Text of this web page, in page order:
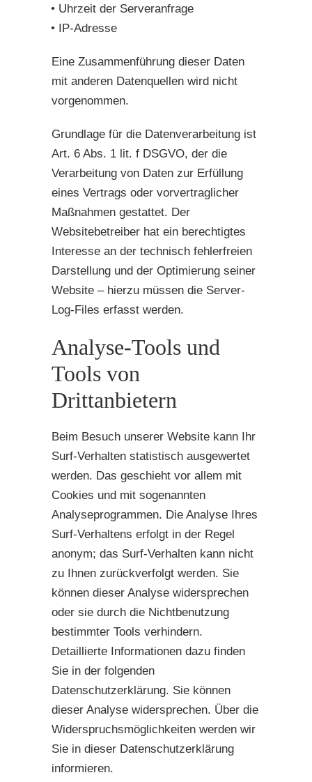
Uhrzeit der Serveranfrage
IP-Adresse
Eine Zusammenführung dieser Daten
mit anderen Datenquellen wird nicht
vorgenommen.
Grundlage für die Datenverarbeitung ist
Art. 6 Abs. 1 lit. f DSGVO, der die
Verarbeitung von Daten zur Erfüllung
eines Vertrags oder vorvertraglicher
Maßnahmen gestattet. Der
Websitebetreiber hat ein berechtigtes
Interesse an der technisch fehlerfreien
Darstellung und der Optimierung seiner
Website – hierzu müssen die Server-
Log-Files erfasst werden.
Analyse-Tools und
Tools von
Drittanbietern
Beim Besuch unserer Website kann Ihr
Surf-Verhalten statistisch ausgewertet
werden. Das geschieht vor allem mit
Cookies und mit sogenannten
Analyseprogrammen. Die Analyse Ihres
Surf-Verhaltens erfolgt in der Regel
anonym; das Surf-Verhalten kann nicht
zu Ihnen zurückverfolgt werden. Sie
können dieser Analyse widersprechen
oder sie durch die Nichtbenutzung
bestimmter Tools verhindern.
Detaillierte Informationen dazu finden
Sie in der folgenden
Datenschutzerklärung. Sie können
dieser Analyse widersprechen. Über die
Widerspruchsmöglichkeiten werden wir
Sie in dieser Datenschutzerklärung
informieren.